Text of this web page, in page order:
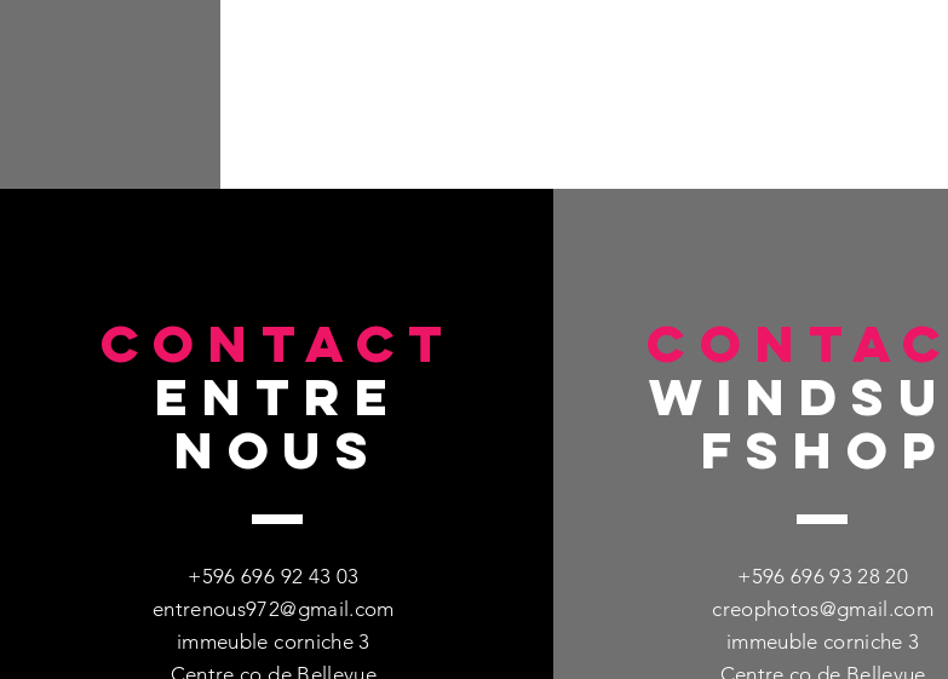
CONTACT
entre
nous
+596 696 92 43 03
entrenous972@gmail.com
immeuble corniche 3
Centre co de Bellevue
fshop
+596 696 93 28 20
creophotos@gmail.com
immeuble corniche 3
Centre co de Bellevue